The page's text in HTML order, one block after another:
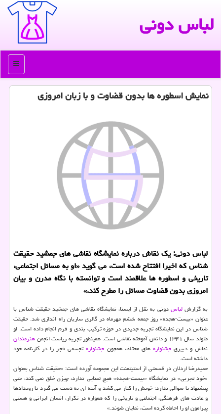
لباس دونی
منو
نمایش اسطوره ها بدون قضاوت و با زبان امروزی
لباس دونی: یك نقاش درباره نمایشگاه نقاشی های جمشید حقیقت
شناس كه اخیرا افتتاح شده است، می گوید «او به مسائل اجتماعی،
تاریخی و اسطوره ها علاقمند است و توانسته با نگاه مدرن و بیان
امروزی بدون قضاوت مسائل را مطرح كند.»
به گزارشلباسدونی به نقل از ایسنا، نمایشگاه نقاشی های جمشید حقیقت شناس با
عنوان «بیست-هجده» روز جمعه ششم مهرماه در گالری ساربان راه اندازی شد. حقیقت
شناس در این نمایشگاه تجربه جدیدی در حوزه تركیب بندی و فرم انجام داده است. او
متولد سال ۱۳۴۱ و دانش آموخته نقاشی است. همینطور تجربه ریاست انجمن
هنرمندان
نقاش و دبیریجشنواره های مختلف همچون جشنوارهتجسمی فجر را در كارنامه خود
داشته است.
حمیدرضا اردلان در قسمتی از استیتمنت این مجموعه آورده است: «حقیقت شناس بعنوان
«خود تجربی» در نمایشگاه «بیست-هجده» هیچ تمنایی ندارد، چیزی خلق نمی كند، حتی
پیشنهاد یا سوالی ندارد؛ خویش را كنار می كشد و آینه ای به دست می گیرد تا رویدادها
و عادت های فرهنگی، اجتماعی و تاریخی را كه همواره در تكرار، انسان ایرانی و هستی
پیرامون او را احاطه كرده است، نمایان شوند.»